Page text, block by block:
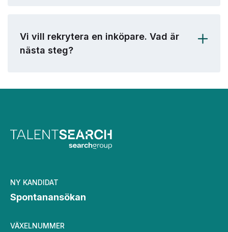
Vi vill rekrytera en inköpare. Vad är
nästa steg?
NY KANDIDAT
Spontanansökan
VÄXELNUMMER